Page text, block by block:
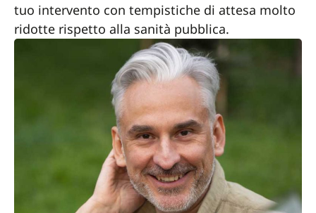
tuo intervento con tempistiche di attesa molto
ridotte rispetto alla sanità pubblica.